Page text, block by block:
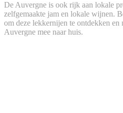
De Auvergne is ook rijk aan lokale
zelfgemaakte jam en lokale wijnen.
om deze lekkernijen te ontdekken en
Auvergne mee naar huis.